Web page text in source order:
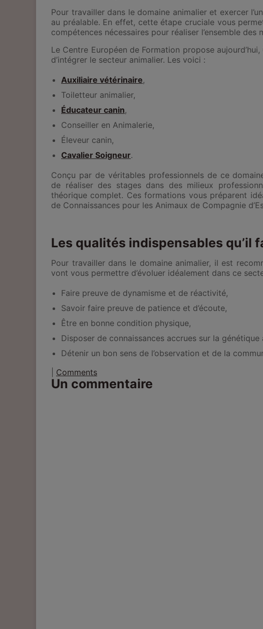
Pour travailler dans le domaine animalier et exercer
au préalable. En effet, cette étape cruciale vous
compétences nécessaires pour réaliser l’ensemble
Le Centre Européen de Formation propose
d’intégrer le secteur animalier. Les voici :
Auxiliaire vétérinaire,
Toiletteur animalier,
Éducateur canin,
Conseiller en Animalerie,
Éleveur canin,
Cavalier Soigneur.
Conçu par de véritables professionnels de ce
de réaliser des stages dans des milieux
théorique complet. Ces formations vous préparent
de Connaissances pour les Animaux de Compagnie
Les qualités indispensables qu’il
Pour travailler dans le domaine animalier, il est
vont vous permettre d’évoluer idéalement dans ce
Faire preuve de dynamisme et de réactivité,
Savoir faire preuve de patience et d’écoute,
Être en bonne condition physique,
Disposer de connaissances accrues sur la génétique
Détenir un bon sens de l’observation et de la
Comments
Un commentaire